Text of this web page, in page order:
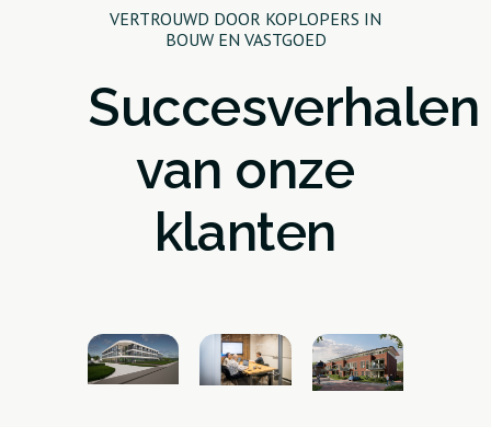
VERTROUWD DOOR KOPLOPERS IN
BOUW EN VASTGOED
Succesverhalen
van onze
klanten